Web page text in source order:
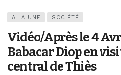
A LA UNE SOCIÉTÉ
Vidéo/Après le 4
Babacar Diop en
central de Thiès